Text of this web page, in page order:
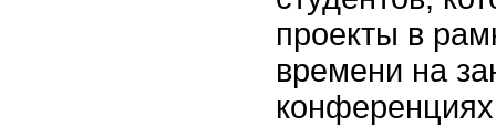
проекты в
времени на